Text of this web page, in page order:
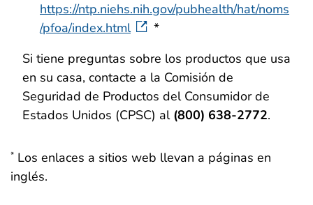
https://ntp.niehs.nih.gov/pubhealth/hat/noms
/pfoa/index.html
*
Si tiene preguntas sobre los productos que usa
en su casa, contacte a la Comisión de
Seguridad de Productos del Consumidor de
Estados Unidos (CPSC) al (800) 638-2772.
* Los enlaces a sitios web llevan a páginas en
inglés.